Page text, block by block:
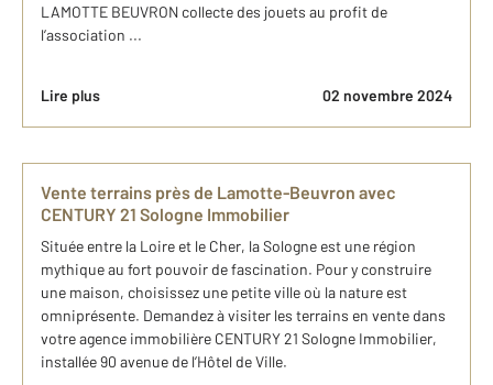
LAMOTTE BEUVRON collecte des jouets au profit de
l’association ...
Lire plus 02 novembre 2024
Vente terrains près de Lamotte-Beuvron avec
CENTURY 21 Sologne Immobilier
Située entre la Loire et le Cher, la Sologne est une région
mythique au fort pouvoir de fascination. Pour y construire
une maison, choisissez une petite ville où la nature est
omniprésente. Demandez à visiter les terrains en vente dans
votre agence immobilière CENTURY 21 Sologne Immobilier,
installée 90 avenue de l’Hôtel de Ville.